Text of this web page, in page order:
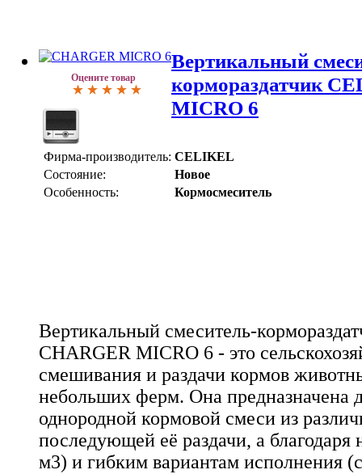
Оцените товар
Вертикальный
кормораздатчик
MICRO 6
Фирма-производитель: CELIKEL
Состояние:
Новое
Особенность:
Кормосмеситель
Вертикальный смеситель-
CHARGER MICRO 6 - это
смешивания и раздачи кормов
небольших ферм. Она предназначена
однородной кормовой смеси из
последующей её раздачи, а
м3) и гибким вариантам исполнения